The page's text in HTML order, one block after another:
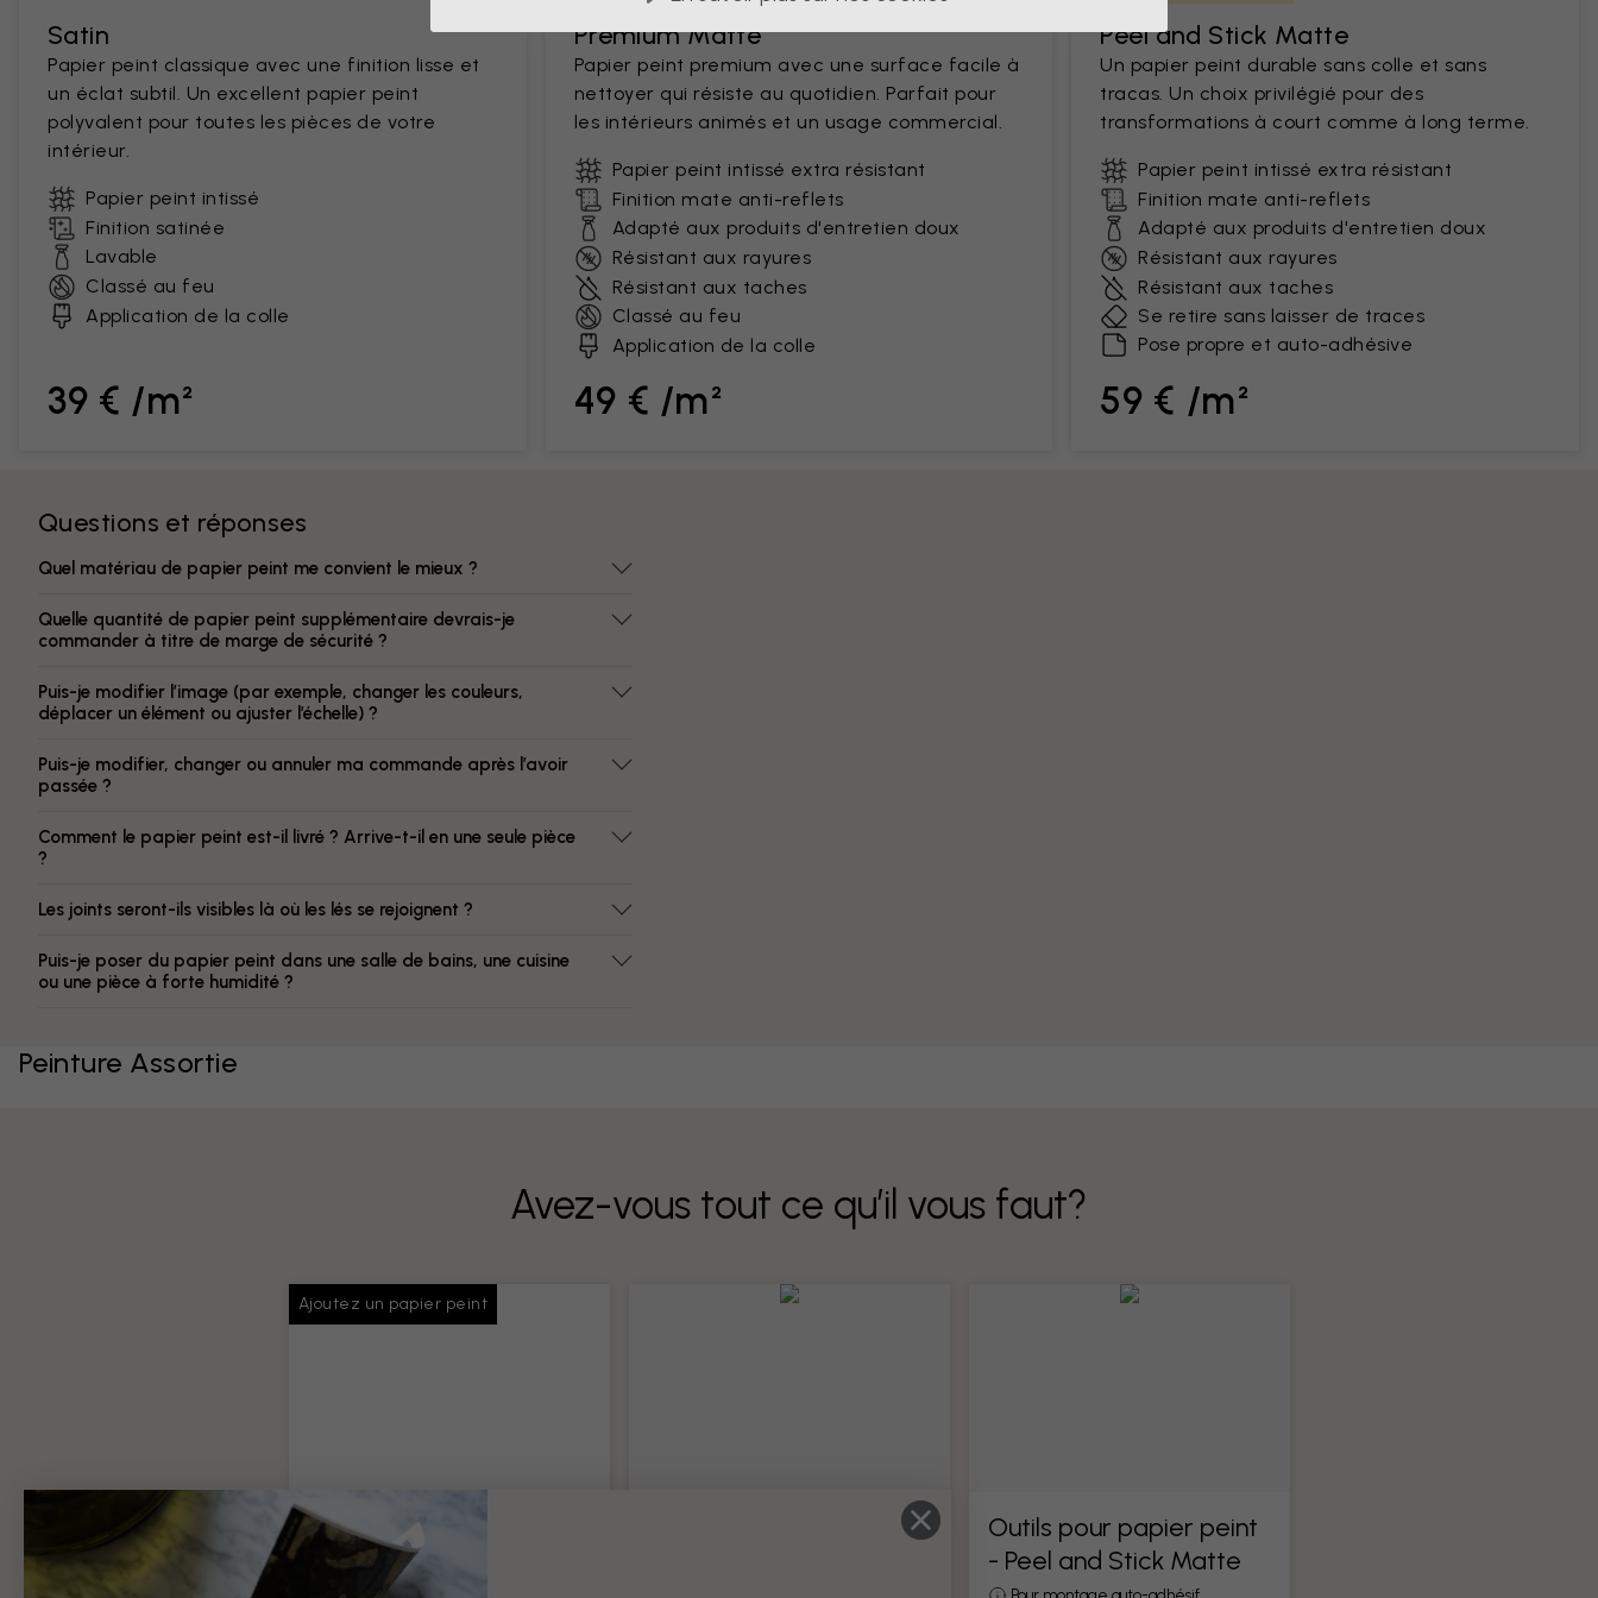
Satin
Papier peint classique avec une finition lisse et
un éclat subtil. Un excellent papier peint
polyvalent pour toutes les pièces de votre
intérieur.
Papier peint intissé
Finition satinée
Lavable
Classé au feu
Application de la colle
39 € /m²
Premium Matte
Papier peint premium avec une surface facile à
nettoyer qui résiste au quotidien. Parfait pour
les intérieurs animés et un usage commercial.
Papier peint intissé extra résistant
Finition mate anti-reflets
Adapté aux produits d'entretien doux
Résistant aux rayures
Résistant aux taches
Classé au feu
Application de la colle
49 € /m²
Peel and Stick Matte
Un papier peint durable sans colle et sans
tracas. Un choix privilégié pour des
transformations à court comme à long terme.
Papier peint intissé extra résistant
Finition mate anti-reflets
Adapté aux produits d'entretien doux
Résistant aux rayures
Résistant aux taches
Se retire sans laisser de traces
Pose propre et auto-adhésive
59 € /m²
Questions et réponses
Quel matériau de papier peint me convient le mieux ?
Quelle quantité de papier peint supplémentaire devrais-je
commander à titre de marge de sécurité ?
Puis-je modifier l’image (par exemple, changer les couleurs,
déplacer un élément ou ajuster l’échelle) ?
Puis-je modifier, changer ou annuler ma commande après l’avoir
passée ?
Comment le papier peint est-il livré ? Arrive-t-il en une seule pièce
?
Les joints seront-ils visibles là où les lés se rejoignent ?
Puis-je poser du papier peint dans une salle de bains, une cuisine
ou une pièce à forte humidité ?
Peinture Assortie
Avez-vous tout ce qu’il vous faut?
Ajoutez un papier peint
Colle pour papiers
peints
Outils pour papier peint
Outils pour papier peint
- Peel and Stick Matte